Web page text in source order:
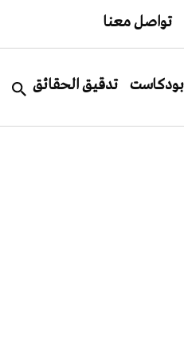
تواصل معنا
بودكاست تدقيق الحقائق